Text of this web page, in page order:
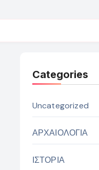
Categories
Uncategorized
ΑΡΧΑΙΟΛΟΓΙΑ
ΙΣΤΟΡΙΑ